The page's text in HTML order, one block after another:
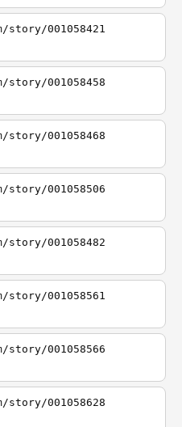
001058421
001058458
001058468
001058506
001058482
001058561
001058566
001058628